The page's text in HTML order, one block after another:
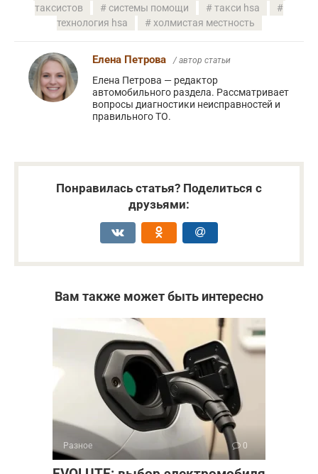
таксистов
системы помощи
такси hsa
технология hsa
холмистая местность
Елена Петрова / автор статьи
Елена Петрова — редактор
автомобильного раздела. Рассматривает
вопросы диагностики неисправностей и
правильного ТО.
Понравилась статья? Поделиться с
друзьями:
Вам также может быть интересно
Разное 0